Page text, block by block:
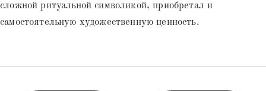
сложной ритуальной символикой, приобретал и
самостоятельную художественную ценность.